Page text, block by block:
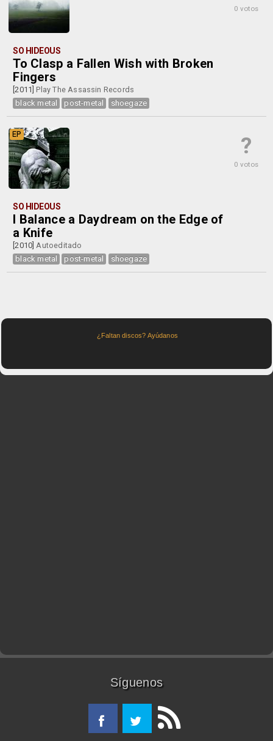
0 votos
SO HIDEOUS
To Clasp a Fallen Wish with Broken
Fingers
[2011] Play The Assassin Records
black metal
post-metal shoegaze
?
0 votos
EP
SO HIDEOUS
I Balance a Daydream on the Edge of
a Knife
[2010]Autoeditado
black metal
post-metal shoegaze
¿Faltan discos? Ayúdanos
Síguenos